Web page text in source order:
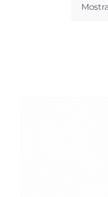
Mostra